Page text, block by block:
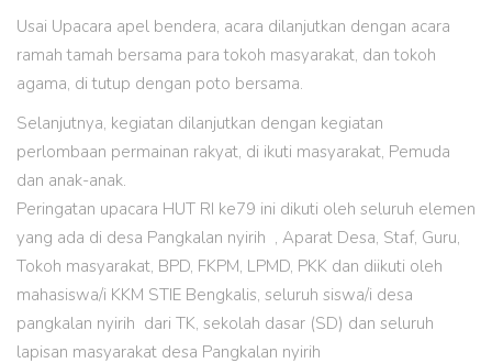
Usai Upacara apel bendera, acara dilanjutkan dengan acara
ramah tamah bersama para tokoh masyarakat, dan tokoh
agama, di tutup dengan poto bersama.
Selanjutnya, kegiatan dilanjutkan dengan kegiatan
perlombaan permainan rakyat, di ikuti masyarakat, Pemuda
dan anak-anak.
Peringatan upacara HUT RI ke79 ini dikuti oleh seluruh elemen
yang ada di desa Pangkalan nyirih , Aparat Desa, Staf, Guru,
Tokoh masyarakat, BPD, FKPM, LPMD, PKK dan diikuti oleh
mahasiswa/i KKM STIE Bengkalis, seluruh siswa/i desa
pangkalan nyirih dari TK, sekolah dasar (SD) dan seluruh
lapisan masyarakat desa Pangkalan nyirih